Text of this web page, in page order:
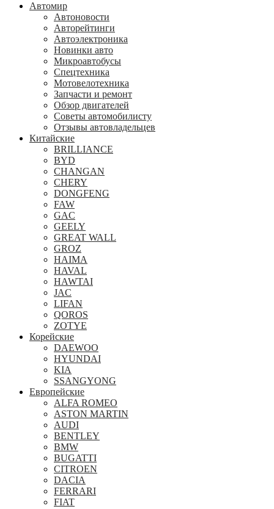
Автомир
Автоновости
Авторейтинги
Автоэлектроника
Новинки авто
Микроавтобусы
Спецтехника
Мотовелотехника
Запчасти и ремонт
Обзор двигателей
Советы автомобилисту
Отзывы автовладельцев
Китайские
BRILLIANCE
BYD
CHANGAN
CHERY
DONGFENG
FAW
GAC
GEELY
GREAT WALL
GROZ
HAIMA
HAVAL
HAWTAI
JAC
LIFAN
QOROS
ZOTYE
Корейские
DAEWOO
HYUNDAI
KIA
SSANGYONG
Европейские
ALFA ROMEO
ASTON MARTIN
AUDI
BENTLEY
BMW
BUGATTI
CITROEN
DACIA
FERRARI
FIAT